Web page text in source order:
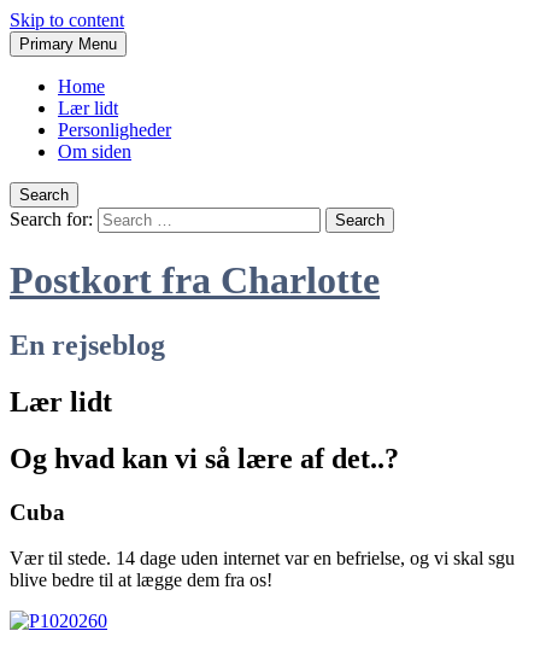
Skip to content
Primary Menu
Home
Lær lidt
Personligheder
Om siden
Search
Search for:
Postkort fra Charlotte
En rejseblog
Lær lidt
Og hvad kan vi så lære af det..?
Cuba
Vær til stede. 14 dage uden internet var en befrielse, og vi skal sgu
blive bedre til at lægge dem fra os!